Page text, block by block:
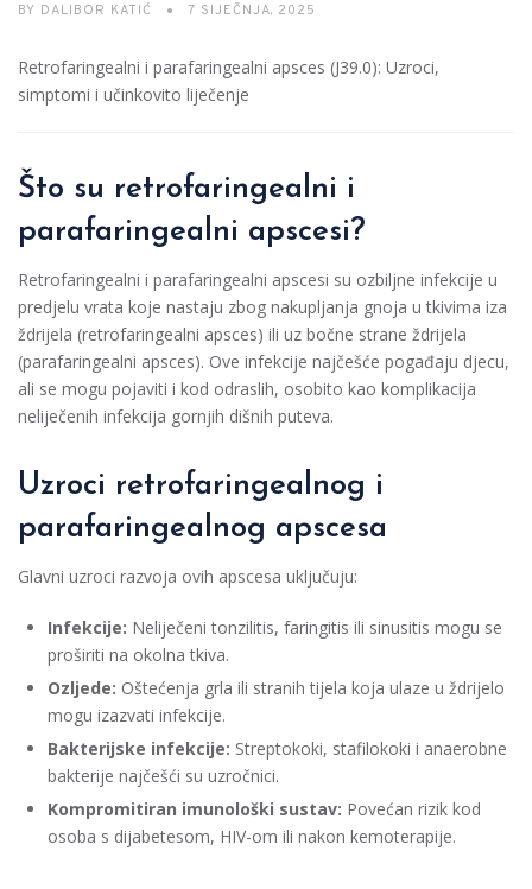
BY DALIBOR KATIĆ 7 SIJEČNJA, 2025
Retrofaringealni i parafaringealni apsces (J39.0): Uzroci,
simptomi i učinkovito liječenje
Što su retrofaringealni i
parafaringealni apscesi?
Retrofaringealni i parafaringealni apscesi su ozbiljne infekcije u
predjelu vrata koje nastaju zbog nakupljanja gnoja u tkivima iza
ždrijela (retrofaringealni apsces) ili uz bočne strane ždrijela
(parafaringealni apsces). Ove infekcije najčešće pogađaju djecu,
ali se mogu pojaviti i kod odraslih, osobito kao komplikacija
neliječenih infekcija gornjih dišnih puteva.
Uzroci retrofaringealnog i
parafaringealnog apscesa
Glavni uzroci razvoja ovih apscesa uključuju:
Infekcije: Neliječeni tonzilitis, faringitis ili sinusitis mogu se
proširiti na okolna tkiva.
Ozljede: Oštećenja grla ili stranih tijela koja ulaze u ždrijelo
mogu izazvati infekcije.
Bakterijske infekcije: Streptokoki, stafilokoki i anaerobne
bakterije najčešći su uzročnici.
Kompromitiran imunološki sustav: Povećan rizik kod
osoba s dijabetesom, HIV-om ili nakon kemoterapije.